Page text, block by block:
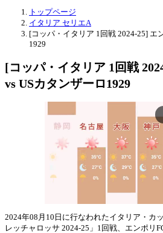
トップページ
イタリア セリエA
[コッパ・イタリア 1回戦 2024-25] エ
1929
[コッパ・イタリア 1回戦
vs USカタンザーロ1929
2024年08月10日に行なわれたイタリア・カ
レッチャロッサ 2024-25」1回戦、エンポリ